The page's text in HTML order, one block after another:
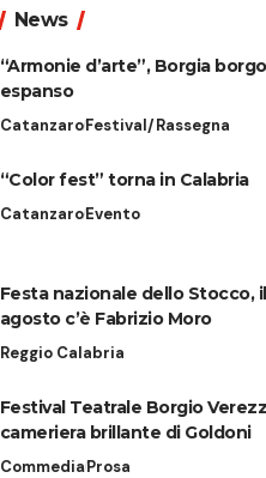
News
“Armonie d’arte”, Borgia borgo
espanso
CatanzaroFestival/Rassegna
“Color fest” torna in Calabria
CatanzaroEvento
Festa nazionale dello Stocco,
agosto c’è Fabrizio Moro
Reggio Calabria
Festival Teatrale Borgio
cameriera brillante di Goldoni
CommediaProsa